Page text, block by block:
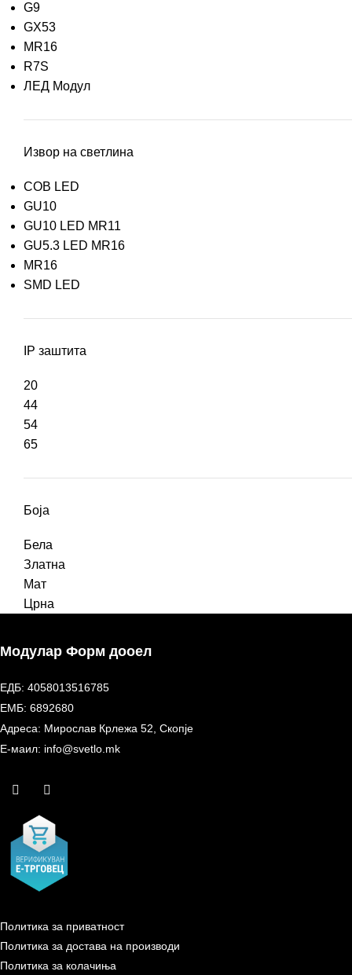
G9
GX53
MR16
R7S
ЛЕД Модул
Извор на светлина
COB LED
GU10
GU10 LED MR11
GU5.3 LED MR16
MR16
SMD LED
IP заштита
20
44
54
65
Боја
Бела
Златна
Мат
Црна
Модулар Форм дооел
ЕДБ: 4058013516785
ЕМБ: 6892680
Адреса: Мирослав Крлежа 52, Скопје
Е-маил: info@svetlo.mk
Политика за приватност
Политика за достава на производи
Политика за колачиња